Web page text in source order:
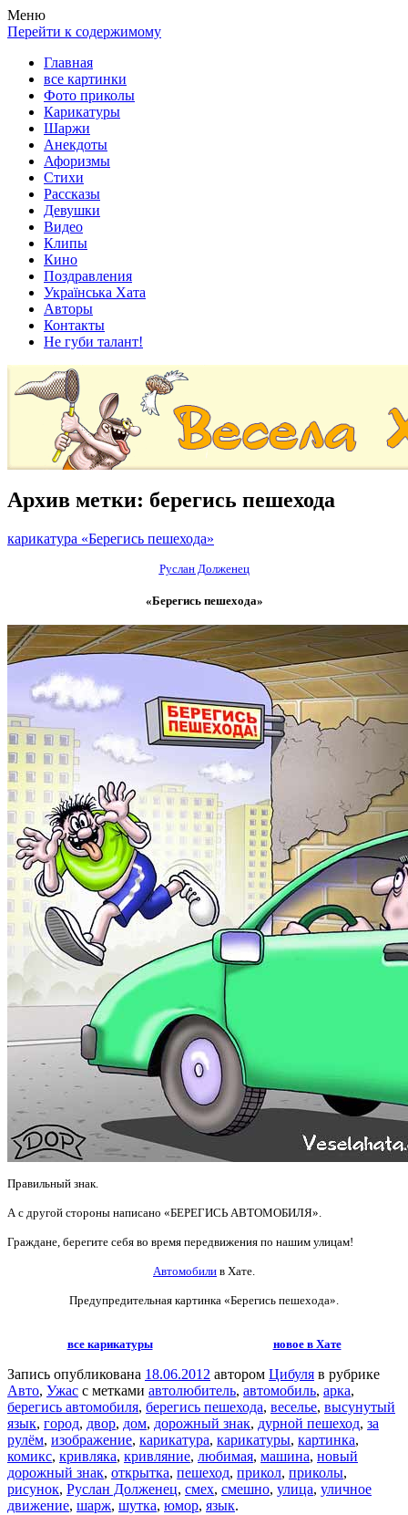
Весела хата — прикольные картинки, смешные истории,
клипы!
Покажем всем ваши фото приколы, карикатуры, шаржи, стихи,
рассказы, видео и песни!
Меню
Перейти к содержимому
Главная
все картинки
Фото приколы
Карикатуры
Шаржи
Анекдоты
Афоризмы
Стихи
Рассказы
Девушки
Видео
Клипы
Кино
Поздравления
Українська Хата
Авторы
Контакты
Не губи талант!
Архив метки: берегись пешехода
карикатура «Берегись пешехода»
Руслан Долженец
«Берегись пешехода»
Правильный знак.
А с другой стороны написано «БЕРЕГИСЬ АВТОМОБИЛЯ».
Граждане, берегите себя во время передвижения по нашим улицам!
Автомобили в Хате.
Предупредительная картинка «Берегись пешехода».
все карикатуры новое в Хате
Запись опубликована 18.06.2012 автором Цибуля в рубрике
Авто, Ужас с метками автолюбитель, автомобиль, арка,
берегись автомобиля, берегись пешехода, веселье, высунутый
язык, город, двор, дом, дорожный знак, дурной пешеход, за
рулём, изображение, карикатура, карикатуры, картинка,
комикс, кривляка, кривляние, любимая, машина, новый
дорожный знак, открытка, пешеход, прикол, приколы,
рисунок, Руслан Долженец, смех, смешно, улица, уличное
движение, шарж, шутка, юмор, язык.